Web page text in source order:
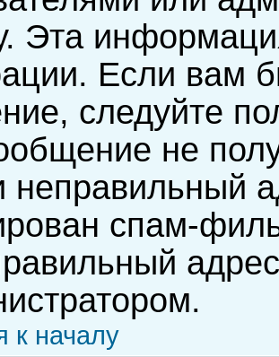
Эта
Если вам
следуйте
не
неправильный
спам-
к началу